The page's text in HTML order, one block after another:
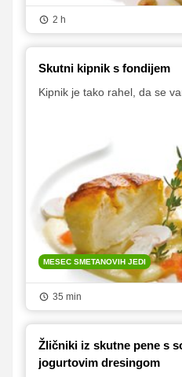
2 h
Skutni kipnik s fondijem
Kipnik je tako rahel, da se
MESEC SMETANOVIH JEDI
35 min
Žličniki iz skutne pene s
jogurtovim dresingom